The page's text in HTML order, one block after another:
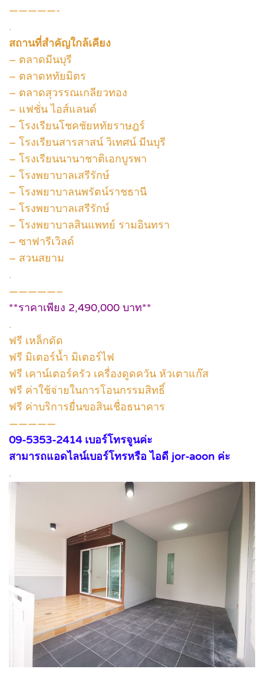
—————-
.
สถานที่สำคัญใกล้เคียง
– ตลาดมีนบุรี
– ตลาดหทัยมิตร
– ตลาดสุวรรณเกลียวทอง
– แฟชั่น ไอส์แลนด์
– โรงเรียนโชคชัยหทัยราษฎร์
– โรงเรียนสารสาสน์ วิเทศน์ มีนบุรี
– โรงเรียนนานาชาติเอกบูรพา
– โรงพยาบาลเสรีรักษ์
– โรงพยาบาลนพรัตน์ราชธานี
– โรงพยาบาลเสรีรักษ์
– โรงพยาบาลสินแพทย์ รามอินทรา
– ซาฟารีเวิลด์
– สวนสยาม
.
—————–
**ราคาเพียง 2,490,000 บาท**
.
ฟรี เหล็กดัด
ฟรี มิเตอร์น้ำ มิเตอร์ไฟ
ฟรี เคาน์เตอร์ครัว เครื่องดูดควัน หัวเตาแก๊ส
ฟรี ค่าใช้จ่ายในการโอนกรรมสิทธิ์
ฟรี ค่าบริการยื่นขอสินเชื่อธนาคาร
—————
09-5353-2414 เบอร์โทรจูนค่ะ
สามารถแอดไลน์เบอร์โทรหรือ ไอดี jor-aoon ค่ะ
.